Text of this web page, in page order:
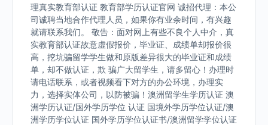
理真实教育部认证 教育部学历认证官网 诚招代理：本公
司诚聘当地合作代理人员，如果你有业余时间，有兴趣
就请联系我们。 敬告：面对网上有些不良个人中介，真
实教育部认证故意虚假报价，毕业证、成绩单却报价很
高，挖坑骗留学学生做和原版差异很大的毕业证和成绩
单，却不做认证，欺 骗广大留学生，请多留心！办理时
请电话联系，或者视频看下对方的办公环境，办理实
力，选择实体公司，以防被骗！澳洲留学生学历认证 澳
洲学历认证/国外学历学位 认证 国境外学历学位认证/澳
洲学历学位认证 国外学历学位认证书/澳洲留学学位认证